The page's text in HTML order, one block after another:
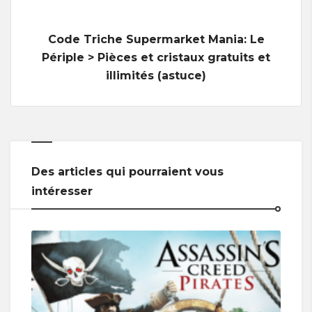
Code Triche Supermarket Mania: Le
Périple > Pièces et cristaux gratuits et
illimités (astuce)
Des articles qui pourraient vous
intéresser